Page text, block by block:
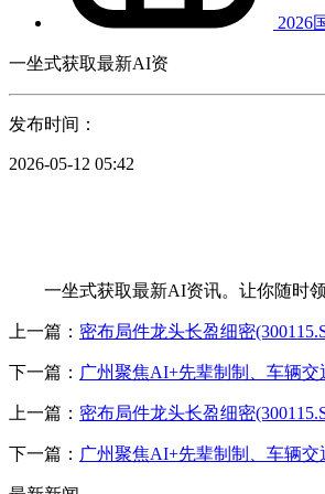
2026
一坐式获取最新AI资
发布时间：
2026-05-12 05:42
一坐式获取最新AI资讯。让你随时领
上一篇： 密布局件龙头长盈细密
下一篇： 广州聚焦AI+先辈制制、车辆
上一篇： 密布局件龙头长盈细密
下一篇： 广州聚焦AI+先辈制制、车辆